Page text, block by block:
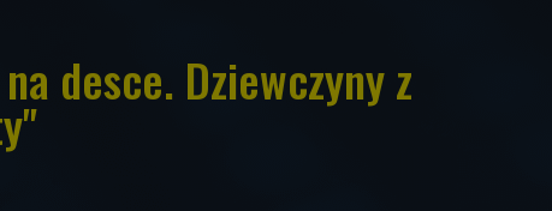
desce. Dziewczyny z